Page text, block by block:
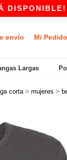
OBTÉN
envío Mi Pedido
Largas
corta > mujeres >